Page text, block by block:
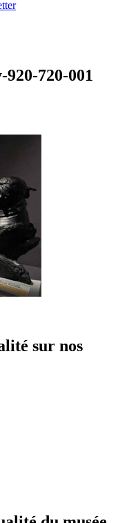
720-001
sur nos